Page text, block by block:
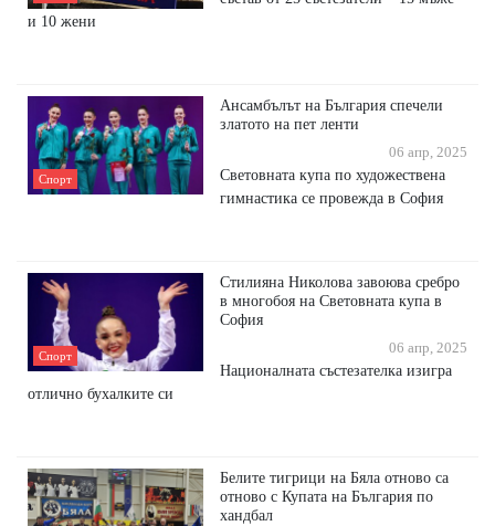
и 10 жени
Спорт
Ансамбълът на България спечели
златото на пет ленти
06 апр, 2025
Световната купа по художествена
гимнастика се провежда в София
Спорт
Стилияна Николова завоюва сребро
в многобоя на Световната купа в
София
06 апр, 2025
Националната състезателка изигра
отлично бухалките си
Белите тигрици на Бяла отново са
отново с Купата на България по
хандбал